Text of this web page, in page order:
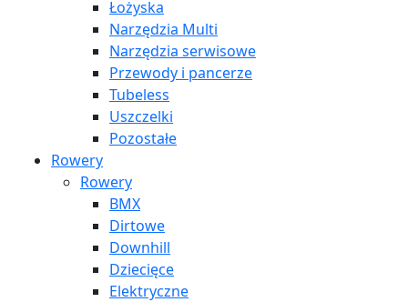
Łożyska
Narzędzia Multi
Narzędzia serwisowe
Przewody i pancerze
Tubeless
Uszczelki
Pozostałe
Rowery
Rowery
BMX
Dirtowe
Downhill
Dziecięce
Elektryczne